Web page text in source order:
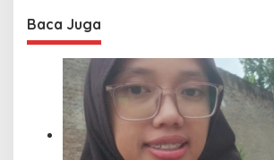
Baca Juga